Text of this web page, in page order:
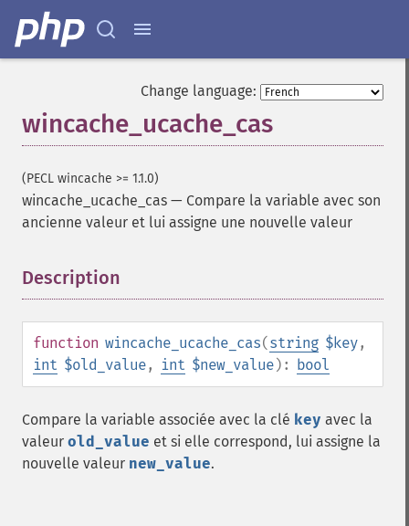
Change language:
wincache_ucache_cas
(PECL wincache >= 1.1.0)
wincache_ucache_cas — Compare la variable avec son
ancienne valeur et lui assigne une nouvelle valeur
Description
function wincache_ucache_cas(string $key,
int $old_value, int $new_value): bool
Compare la variable associée avec la clé key avec la
valeur old_value et si elle correspond, lui assigne la
nouvelle valeur new_value.